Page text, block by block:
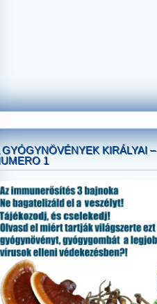
GYÓGYNÖVÉNYEK KIRÁLYAI –
1